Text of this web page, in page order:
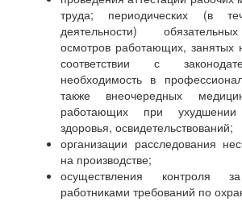
труда; периодических (в
деятельности)
осмотров работающих, занятых
соответствии с
необходимость в
также внеочередных
работающих при
здоровья, освидетельствований;
организации расследования
на производстве;
осуществления контроля
работниками требований по